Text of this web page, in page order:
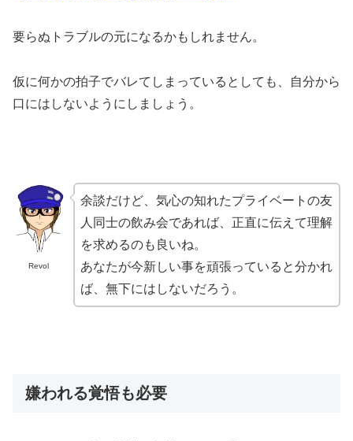
要らぬトラブルの元になるかもしれません。
仮に何かの拍子でバレてしまっているとしても、自分から
口にはしないようにしましょう。
Revol
余談だけど、気心の知れたプライベートの友
人同士の飲み会であれば、正直に伝えて理解
を求めるのも良いね。
あなたが今新しい事を頑張っていると分かれ
ば、無下にはしないだろう。
嫌われる覚悟も必要